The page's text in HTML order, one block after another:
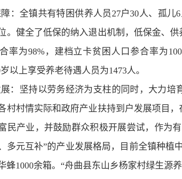
：全镇共有特困供养人员27户30人、孤儿
。健全了低保的纳入退出机制，低保金、
率为98%，建档立卡贫困人口参合率为
以上享受养老待遇人员为1473人。
：坚持以劳务经济为支柱的同时，大力
村村情实际和政府产业扶持到户发展项目
民产业，并鼓励群众积极开展尝试，作为
多元互补”的产业发展格局，目前全镇种植
蜂1000余箱。“舟曲县东山乡杨家村绿生源